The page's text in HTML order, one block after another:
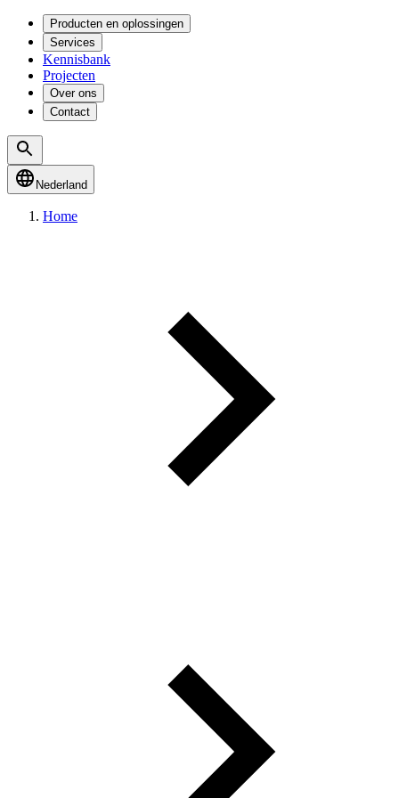
Producten en oplossingen
Services
Kennisbank
Projecten
Over ons
Contact
Nederland
Home